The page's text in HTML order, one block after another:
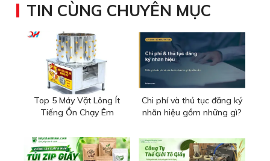
TIN CÙNG CHUYÊN MỤC
Top 5 Máy Vặt Lông Ít
Tiếng Ồn Chạy Êm
Chi phí và thủ tục đăng ký
nhãn hiệu gồm những gì?